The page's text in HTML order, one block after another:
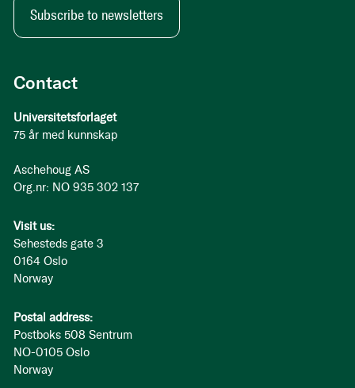
Contact
Universitetsforlaget
75 år med kunnskap
Aschehoug AS
Org.nr: NO 935 302 137
Visit us:
Sehesteds gate 3
0164 Oslo
Norway
Postal address:
Postboks 508 Sentrum
NO-0105 Oslo
Norway
Subscribe to newsletters